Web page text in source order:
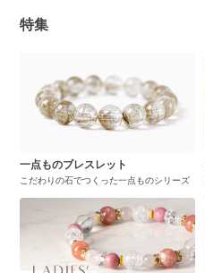
特集
一点ものブレスレット
こだわりの石でつくった一点ものシリーズ